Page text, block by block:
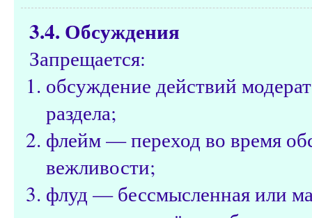
3.4. Обсуждения
Запрещается:
обсуждение действий
раздела;
флейм — переход во время
вежливости;
флуд — бессмысленная или